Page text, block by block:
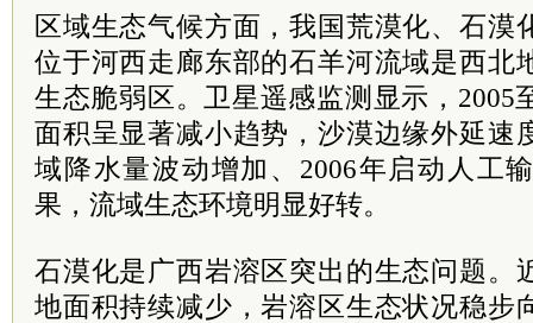
区域生态气候方面，我国荒漠化、石漠
位于河西走廊东部的石羊河流域是西北
生态脆弱区。卫星遥感监测显示，2005
面积呈显著减小趋势，沙漠边缘外延速
域降水量波动增加、2006年启动人工
果，流域生态环境明显好转。
石漠化是广西岩溶区突出的生态问题。
地面积持续减少，岩溶区生态状况稳步